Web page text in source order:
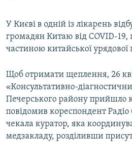
КТАТ
Усі сайти RFE/RL
У Києві в одній із лікарень
громадян Китаю від COVID-
частиною китайської
Щоб отримати щеплення, 26
«Консультативно-
Печерського району прийшло
повідомив кореспондент Радіо
чекала куратор, яка
медзакладу, розділивши